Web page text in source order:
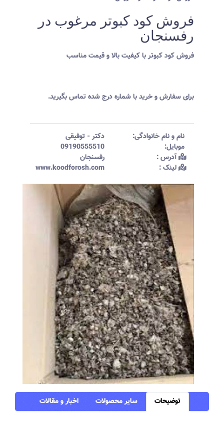
فروش کود کبوتر مرغوب در
رفسنجان
فروش کود کبوتر با کیفیت بالا و قیمت مناسب
برای سفارش و خرید با شماره درج شده تماس بگیرید.
نام و نام خانوادگی:‌ دکتر - توفیقی
موبایل:‌
09190555510
آدرس :‌
رفسنجان
لینک :‌
www.koodforosh.com
توضیحات سایر محصولات اخبار و مقالات